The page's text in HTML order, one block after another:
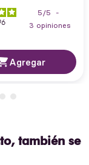
5 /5
-
3 opiniones
Agregar
también se